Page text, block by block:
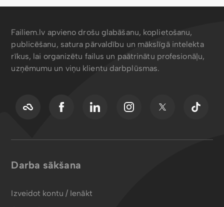
Failiem.lv apvieno drošu glabāšanu, koplietošanu,
publicēšanu, satura pārvaldību un mākslīgā intelekta
rīkus, lai organizētu failus un paātrinātu profesionāļu,
uzņēmumu un viņu klientu darbplūsmas.
Darba sākšana
Izveidot kontu / Ienākt